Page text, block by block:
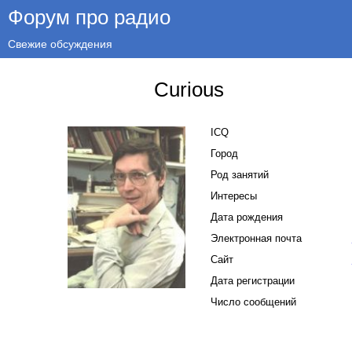
Форум про радио
Свежие обсуждения
Curious
ICQ
Город
Род занятий
Интересы
Дата рождения
Электронная почта
Сайт
Дата регистрации
Число сообщений